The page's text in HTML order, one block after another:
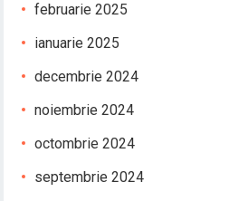
februarie 2025
ianuarie 2025
decembrie 2024
noiembrie 2024
octombrie 2024
septembrie 2024